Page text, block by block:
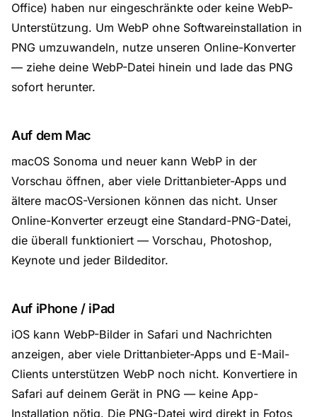
Office) haben nur eingeschränkte oder keine WebP-
Unterstützung. Um WebP ohne Softwareinstallation in
PNG umzuwandeln, nutze unseren Online-Konverter
— ziehe deine WebP-Datei hinein und lade das PNG
sofort herunter.
Auf dem Mac
macOS Sonoma und neuer kann WebP in der
Vorschau öffnen, aber viele Drittanbieter-Apps und
ältere macOS-Versionen können das nicht. Unser
Online-Konverter erzeugt eine Standard-PNG-Datei,
die überall funktioniert — Vorschau, Photoshop,
Keynote und jeder Bildeditor.
Auf iPhone / iPad
iOS kann WebP-Bilder in Safari und Nachrichten
anzeigen, aber viele Drittanbieter-Apps und E-Mail-
Clients unterstützen WebP noch nicht. Konvertiere in
Safari auf deinem Gerät in PNG — keine App-
Installation nötig. Die PNG-Datei wird direkt in Fotos